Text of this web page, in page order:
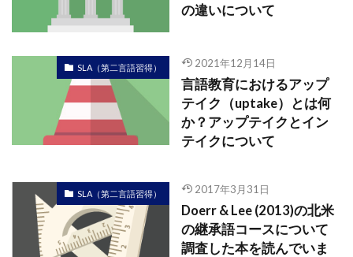
の違いについて
SLA（第二言語習得） 2021年12月14日
言語教育におけるアップ
テイク（uptake）とは何
か？アップテイクとイン
テイクについて
SLA（第二言語習得） 2017年3月31日
Doerr & Lee (2013)の北米
の継承語コースについて
調査した本を読んでいま